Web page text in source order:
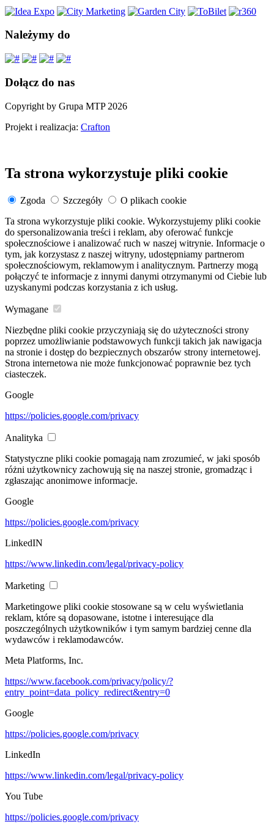
Należymy do
Dołącz do nas
Copyright by Grupa MTP 2026
Projekt i realizacja: Crafton
Ta strona wykorzystuje pliki cookie
Zgoda Szczegóły
O plikach cookie
Ta strona wykorzystuje pliki cookie. Wykorzystujemy pliki cookie
do spersonalizowania treści i reklam, aby oferować funkcje
społecznościowe i analizować ruch w naszej witrynie. Informacje o
tym, jak korzystasz z naszej witryny, udostępniamy partnerom
społecznościowym, reklamowym i analitycznym. Partnerzy mogą
połączyć te informacje z innymi danymi otrzymanymi od Ciebie lub
uzyskanymi podczas korzystania z ich usług.
Wymagane
Niezbędne pliki cookie przyczyniają się do użyteczności strony
poprzez umożliwianie podstawowych funkcji takich jak nawigacja
na stronie i dostęp do bezpiecznych obszarów strony internetowej.
Strona internetowa nie może funkcjonować poprawnie bez tych
ciasteczek.
Google
https://policies.google.com/privacy
Analityka
Statystyczne pliki cookie pomagają nam zrozumieć, w jaki sposób
różni użytkownicy zachowują się na naszej stronie, gromadząc i
zgłaszając anonimowe informacje.
Google
https://policies.google.com/privacy
LinkedIN
https://www.linkedin.com/legal/privacy-policy
Marketing
Marketingowe pliki cookie stosowane są w celu wyświetlania
reklam, które są dopasowane, istotne i interesujące dla
poszczególnych użytkowników i tym samym bardziej cenne dla
wydawców i reklamodawców.
Meta Platforms, Inc.
https://www.facebook.com/privacy/policy/?
entry_point=data_policy_redirect&entry=0
Google
https://policies.google.com/privacy
LinkedIn
https://www.linkedin.com/legal/privacy-policy
You Tube
https://policies.google.com/privacy